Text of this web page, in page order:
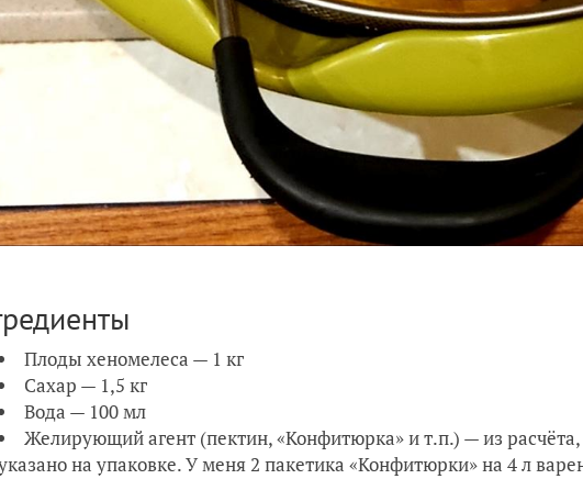
Плоды хеномелеса — 1 кг
Сахар — 1,5 кг
Вода — 100 мл
Желирующий агент (пектин, «Конфитюрка» и т.п.) — из
на упаковке. У меня 2 пакетика «Конфитюрки» на 4 л